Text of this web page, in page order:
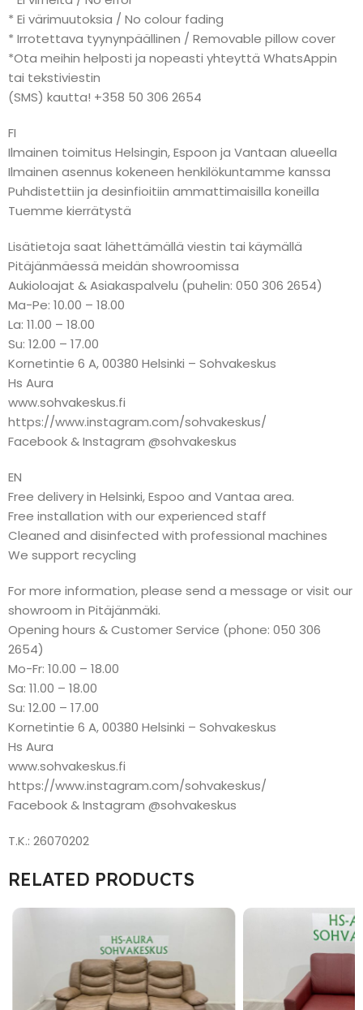
* Ei värimuutoksia / No colour fading
* Irrotettava tyynynpäällinen / Removable pillow cover
*Ota meihin helposti ja nopeasti yhteyttä WhatsAppin
tai tekstiviestin
(SMS) kautta! +358 50 306 2654
FI
Ilmainen toimitus Helsingin, Espoon ja Vantaan alueella
Ilmainen asennus kokeneen henkilökuntamme kanssa
Puhdistettiin ja desinfioitiin ammattimaisilla koneilla
Tuemme kierrätystä
Lisätietoja saat lähettämällä viestin tai käymällä
Pitäjänmäessä meidän showroomissa
Aukioloajat & Asiakaspalvelu (puhelin: 050 306 2654)
Ma-Pe: 10.00 – 18.00
La: 11.00 – 18.00
Su: 12.00 – 17.00
Kornetintie 6 A, 00380 Helsinki – Sohvakeskus
Hs Aura
www.sohvakeskus.fi
https://www.instagram.com/sohvakeskus/
Facebook & Instagram @sohvakeskus
EN
Free delivery in Helsinki, Espoo and Vantaa area.
Free installation with our experienced staff
Cleaned and disinfected with professional machines
We support recycling
For more information, please send a message or visit our
showroom in Pitäjänmäki.
Opening hours & Customer Service (phone: 050 306
2654)
Mo-Fr: 10.00 – 18.00
Sa: 11.00 – 18.00
Su: 12.00 – 17.00
Kornetintie 6 A, 00380 Helsinki – Sohvakeskus
Hs Aura
www.sohvakeskus.fi
https://www.instagram.com/sohvakeskus/
Facebook & Instagram @sohvakeskus
T.K.: 26070202
RELATED PRODUCTS